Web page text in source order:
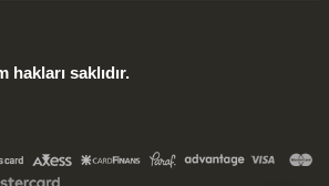
saklıdır.